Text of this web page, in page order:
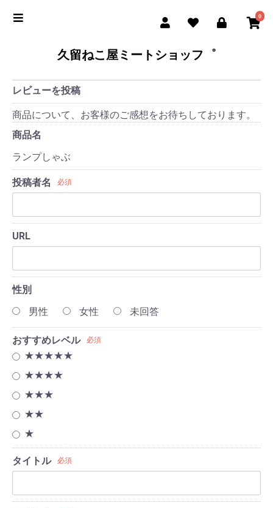
0
久留ねこ屋ミートショッフ゜
レビューを投稿
商品について、お客様のご感想をお待ちしております。
商品名
ランプしゃぶ
投稿者名 必須
URL
性別
男性
女性 未回答
おすすめレベル 必須
★★★★★
★★★★
★★★
★★
★
タイトル 必須